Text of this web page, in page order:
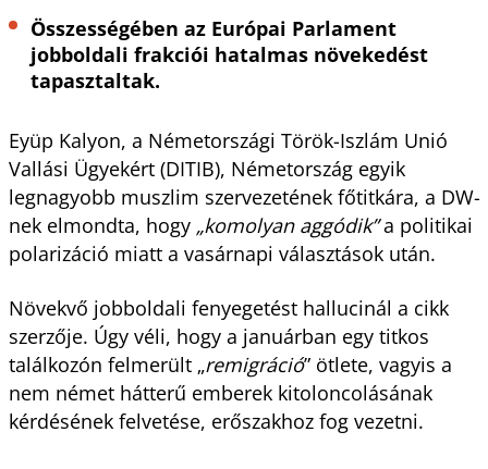
Összességében az Európai Parlament
jobboldali frakciói hatalmas növekedést
tapasztaltak.
Eyüp Kalyon, a Németországi Török-Iszlám Unió
Vallási Ügyekért (DITIB), Németország egyik
legnagyobb muszlim szervezetének főtitkára, a DW-
nek elmondta, hogy „komolyan aggódik”a politikai
polarizáció miatt a vasárnapi választások után.
Növekvő jobboldali fenyegetést hallucinál a cikk
szerzője. Úgy véli, hogy a januárban egy titkos
találkozón felmerült „remigráció” ötlete, vagyis a
nem német hátterű emberek kitoloncolásának
kérdésének felvetése, erőszakhoz fog vezetni.